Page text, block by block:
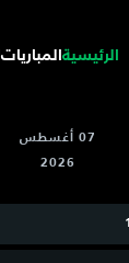
الرئيسية المباريات
07 أغسطس
2026